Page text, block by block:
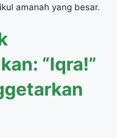
amanah yang besar.
“Iqra!”